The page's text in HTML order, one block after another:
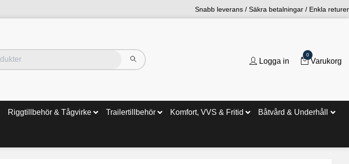
Snabb leverans / Säkra betalningar / Enkla returer
Logga in
0
Varukorg
Riggtillbehör & Tågvirke Trailertillbehör Komfort, VVS & Fritid Båtvård & Underhåll